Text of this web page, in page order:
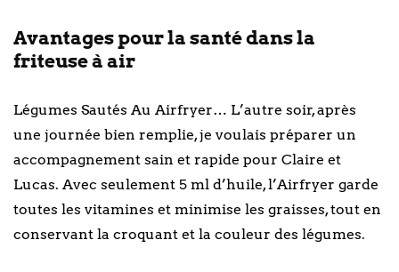
Avantages pour la santé dans la
friteuse à air
Légumes Sautés Au Airfryer… L’autre soir, après
une journée bien remplie, je voulais préparer un
accompagnement sain et rapide pour Claire et
Lucas. Avec seulement 5 ml d’huile, l’Airfryer garde
toutes les vitamines et minimise les graisses, tout en
conservant la croquant et la couleur des légumes.